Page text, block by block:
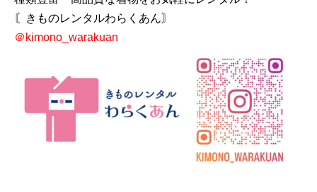
〘きものレンタルわらくあん〙
＠kimono_warakuan